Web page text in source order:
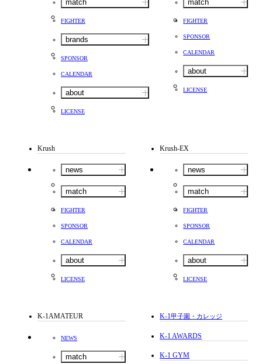
match
FIGHTER
brands
SPONSOR
CALENDAR
about
LICENSE
match
FIGHTER
SPONSOR
CALENDAR
about
LICENSE
Krush
news
match
FIGHTER
SPONSOR
CALENDAR
about
LICENSE
Krush-EX
news
match
FIGHTER
SPONSOR
CALENDAR
about
LICENSE
K-1AMATEUR
NEWS
match
K-1甲子園・カレッジ
K-1 AWARDS
K-1 GYM